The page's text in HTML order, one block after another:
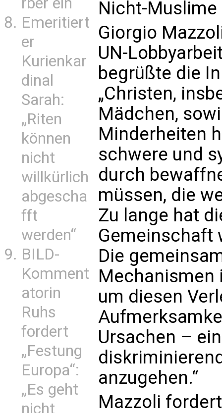
Emeritiert
er
Kurienkar
dinal
Sarah:
„Riten
können
nicht
willkürlich
abgescha
fft
werden“
BILD-
Komment
atorin
Ruhs
fordert
„Festung
Europa“:
„Es geht
nicht
Nicht-Muslime
Giorgio
UN-
begrüßte die
„Christen,
Mädchen,
Minderheiten
schwere und
durch
müssen, die
Zu lange hat
Gemeinschaft
Die
Mechanismen
um diesen
Ursachen –
anzugehen.“
Mazzoli